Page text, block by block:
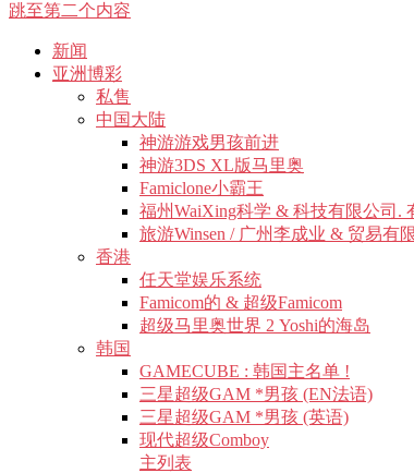
跳至第二个内容
新闻
亚洲博彩
私售
中国大陆
神游游戏男孩前进
神游3DS XL版马里奥
Famiclone小霸王
福州WaiXing科学 & 科技有限公司.
旅游Winsen / 广州李成业 & 贸易有
香港
任天堂娱乐系统
Famicom的 & 超级Famicom
超级马里奥世界 2 Yoshi的海岛
韩国
GAMECUBE : 韩国主名单 !
三星超级GAM *男孩 (EN法语)
三星超级GAM *男孩 (英语)
现代超级Comboy
主列表